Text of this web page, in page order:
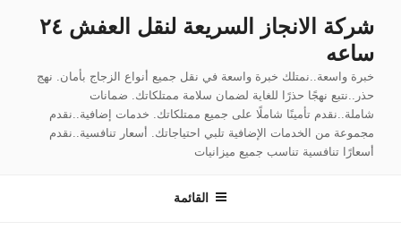
المحتوى
شركة الانجاز السريعة لنقل العفش ٢٤
ساعه
خبرة واسعة..نمتلك خبرة واسعة في نقل جميع أنواع الزجاج بأمان. نهج
حذر..نتبع نهجًا حذرًا للغاية لضمان سلامة ممتلكاتك. ضمانات
شاملة..نقدم تأمينًا شاملًا على جميع ممتلكاتك. خدمات إضافية..نقدم
مجموعة من الخدمات الإضافية تلبي احتياجاتك. أسعار تنافسية..نقدم
أسعارًا تنافسية تناسب جميع ميزانيات
القائمة